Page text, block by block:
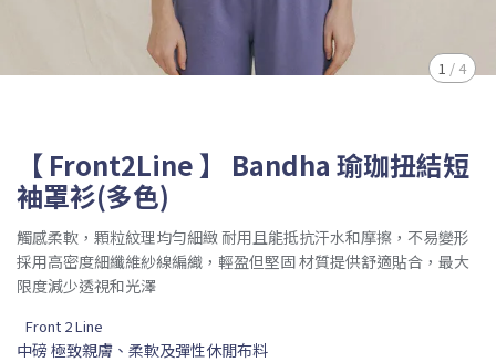
1 / 4
【 Front2Line 】 Bandha 瑜珈扭結短
袖罩衫(多色)
觸感柔軟，顆粒紋理均勻細緻 耐用且能抵抗汗水和摩擦，不易變形
採用高密度細纖維紗線編織，輕盈但堅固 材質提供舒適貼合，最大
限度減少透視和光澤
Front 2 Line
中磅 極致親膚、柔軟及彈性休閒布料